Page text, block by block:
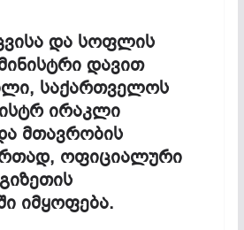
და სოფლის
დავით
საქართველოს
ირაკლი
მთავრობის
ოფიციალური
იმყოფება.